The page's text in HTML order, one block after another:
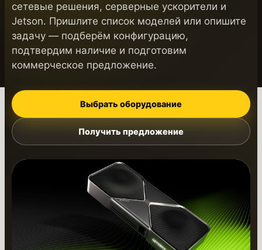
сетевые решения, серверные ускорители и
Jetson. Пришлите список моделей или опишите
задачу — подберём конфигурацию,
подтвердим наличие и подготовим
коммерческое предложение.
Выбрать оборудование
Получить предложение